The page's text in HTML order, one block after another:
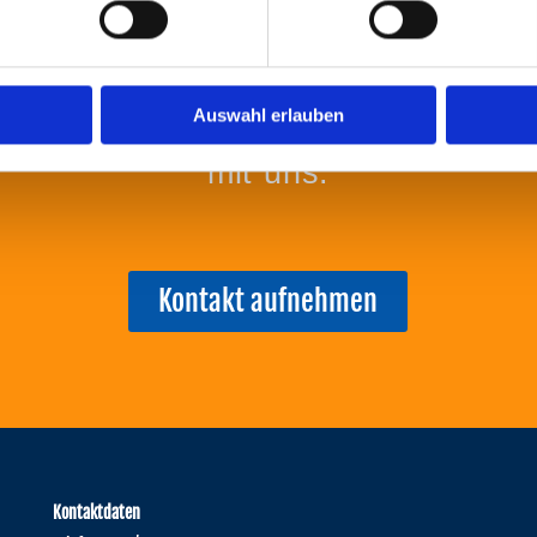
Auswahl erlauben
Führen Sie ein
unverbindliches Gespräch
mit uns.
Kontakt aufnehmen
Kontaktdaten